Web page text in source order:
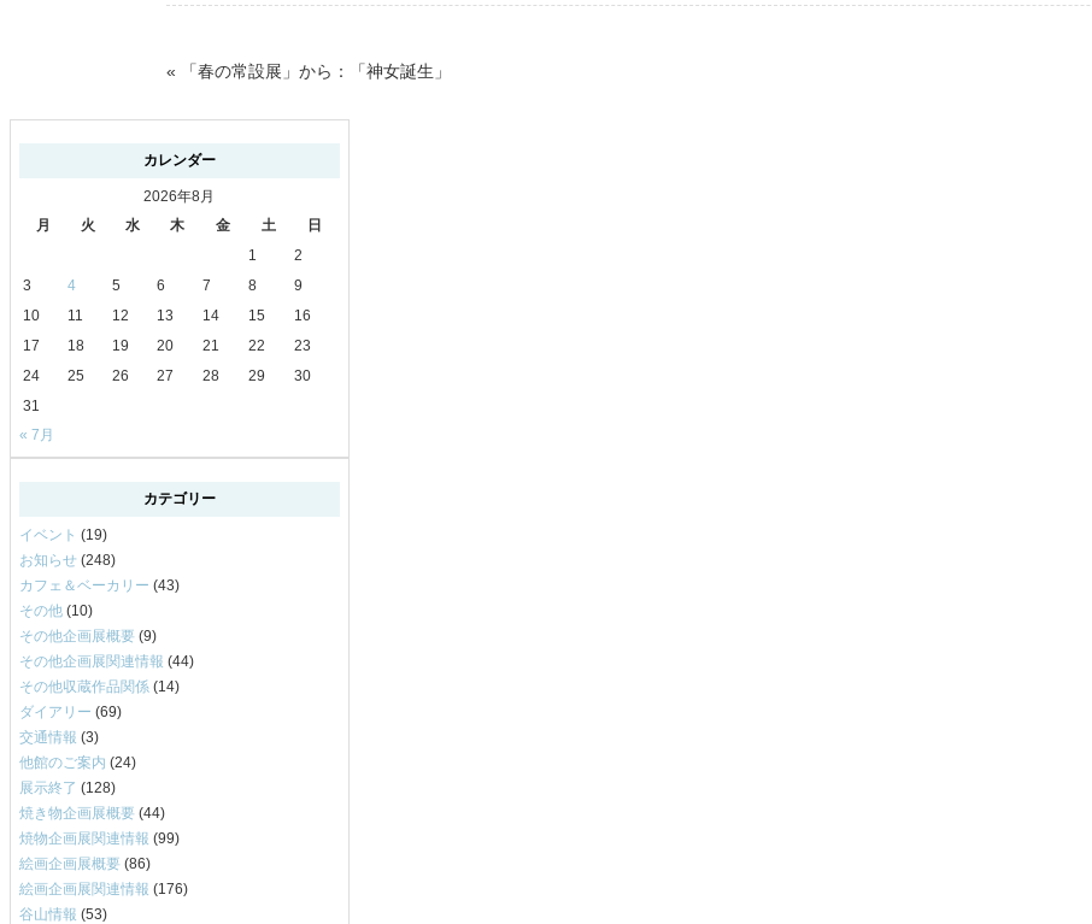
« 「春の常設展」から：「神女誕生」
カレンダー
2026年8月
月
火 水 木 金 土
日
1
2
3
4 5 6 7 8
9
10
11 12 13 14 15
16
17
18 19 20 21 22
23
24
25 26 27 28 29
30
31
« 7月
カテゴリー
イベント (19)
お知らせ (248)
カフェ＆ベーカリー (43)
その他 (10)
その他企画展概要 (9)
その他企画展関連情報 (44)
その他収蔵作品関係 (14)
ダイアリー (69)
交通情報 (3)
他館のご案内 (24)
展示終了 (128)
焼き物企画展概要 (44)
焼物企画展関連情報 (99)
絵画企画展概要 (86)
絵画企画展関連情報 (176)
谷山情報 (53)